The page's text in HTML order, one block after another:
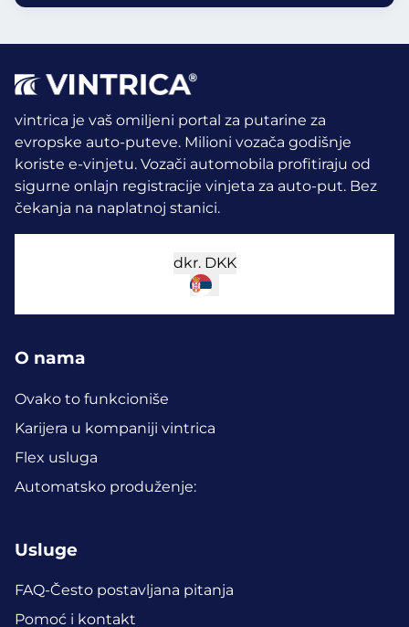
vintrica je vaš omiljeni portal za putarine za
evropske auto-puteve. Milioni vozača godišnje
koriste e-vinjetu. Vozači automobila profitiraju od
sigurne onlajn registracije vinjeta za auto-put. Bez
čekanja na naplatnoj stanici.
dkr. DKK
O nama
Ovako to funkcioniše
Karijera u kompaniji vintrica
Flex usluga
Automatsko produženje:
Usluge
FAQ-Često postavljana pitanja
Pomoć i kontakt